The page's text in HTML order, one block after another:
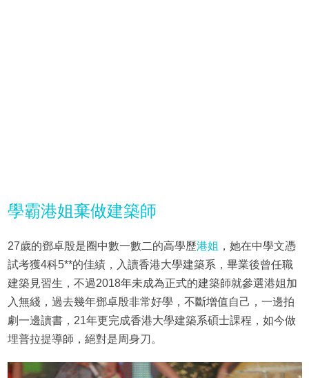
學霸港姐棄做建築師
27歲的鄧卓殷是圈中數一數二的高學歷港姐 ，她在中學文憑
試考獲4科5**的佳績，入讀香港大學建築系，畢業後曾任職
建築見習生，不過2018年未成為正式的建築師就參選港姐加
入無綫，過去幾年鄧卓殷非常好學，不斷增值自己，一邊拍
劇一邊讀書，21年更完成香港大學建築系碩士課程，如今做
埋普拉提導師，絕對是周身刀。